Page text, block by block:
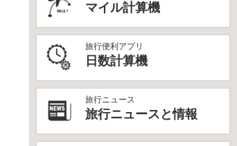
マイル計算機
旅行便利アプリ
日数計算機
旅行ニュース
旅行ニュースと情報